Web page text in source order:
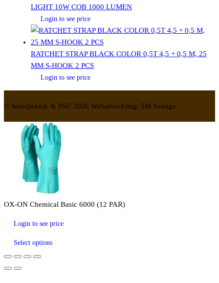
LIGHT 10W COB 1000 LUMEN
Login to see price
RATCHET STRAP BLACK COLOR 0,5T 4,5 + 0,5 M, 25
MM S-HOOK 2 PCS
Login to see price
© Smörjteknik & PSU 2026 Webutveckling: 5M Sverige
OX-ON Chemical Basic 6000 (12 PAR)
Login to see price
Select options